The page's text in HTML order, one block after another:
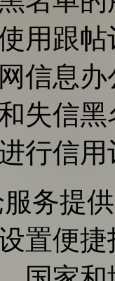
用跟
信息
失信
行信用
务提
置便